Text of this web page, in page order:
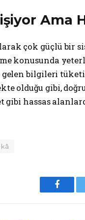
Ama
çok güçlü bir
konusunda
gelen bilgileri
olduğu gibi,
gibi hassas